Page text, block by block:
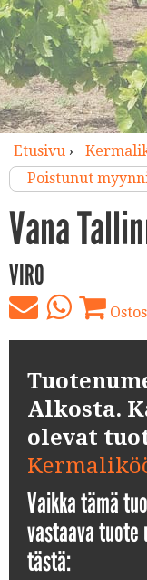
Etusivu›
Poistunut
Vana
VIRO
Alkosta.
olevat
Vaikka tämä
vastaava tuote
tästä: